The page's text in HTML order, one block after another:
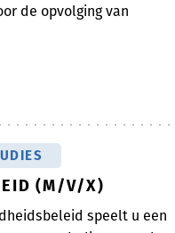
de opvolging van
(M/V/X)
speelt u een